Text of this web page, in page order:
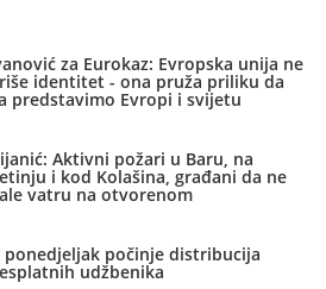
za Eurokaz: Evropska unija ne
identitet - ona pruža priliku da
predstavimo Evropi i svijetu
Aktivni požari u Baru, na
i kod Kolašina, građani da ne
vatru na otvorenom
ponedjeljak počinje distribucija
udžbenika